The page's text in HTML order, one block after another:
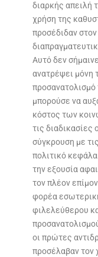
διαρκής απειλή
χρήση της
προσέδιδαν
Αυτό δεν
ανατρέψει μόνη
μπορούσε να
κόστος των
τις
σύγκρουση με
πολιτικό
την εξουσία
τον πλέον
φορέα
φιλελεύθερου
οι πρώτες
προσέλαβαν τον